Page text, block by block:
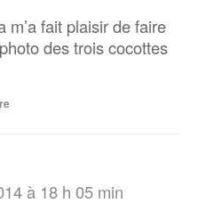
m’a fait plaisir de faire
des trois cocottes
à 18 h 05 min